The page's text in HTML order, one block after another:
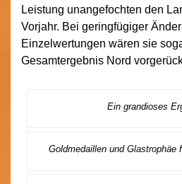
Leistung unangefochten den
Vorjahr. Bei geringfügiger
Einzelwertungen wären sie
Gesamtergebnis Nord
Ein grandioses
Goldmedaillen und Glastrophäe